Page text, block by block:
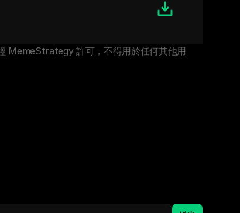
MemeStrategy 許可，不得用於任何其他用